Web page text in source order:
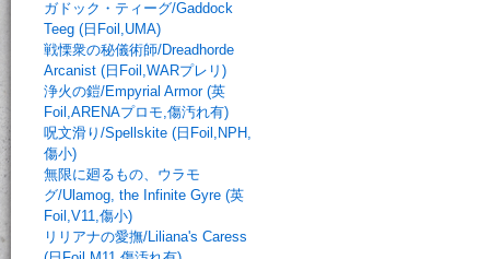
ガドック・ティーグ/Gaddock
Teeg (日Foil,UMA)
戦慄衆の秘儀術師/Dreadhorde
Arcanist (日Foil,WARプレリ)
浄火の鎧/Empyrial Armor (英
Foil,ARENAプロモ,傷汚れ有)
呪文滑り/Spellskite (日Foil,NPH,
傷小)
無限に廻るもの、ウラモ
グ/Ulamog, the Infinite Gyre (英
Foil,V11,傷小)
リリアナの愛撫/Liliana's Caress